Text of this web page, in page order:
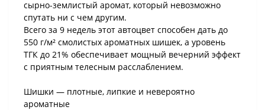
сырно-землистый аромат, который невозможно
спутать ни с чем другим.
Всего за 9 недель этот автоцвет способен дать до
550 г/м² смолистых ароматных шишек, а уровень
ТГК до 21% обеспечивает мощный вечерний эффект
с приятным телесным расслаблением.
Шишки — плотные, липкие и невероятно
ароматные